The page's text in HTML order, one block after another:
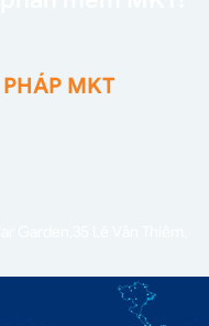
MKT